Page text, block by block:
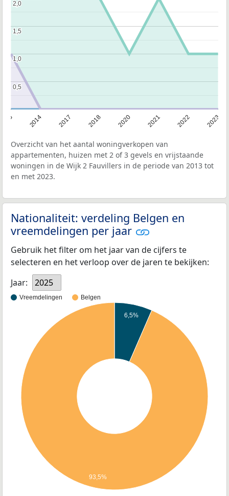
2014 2017 2018 2020 2021 2022 2023
0,5
0,5
1,0
1,0
1,5
1,5
2,0
2,0
Overzicht van het aantal woningverkopen van
appartementen, huizen met 2 of 3 gevels en vrijstaande
woningen in de Wijk 2 Fauvillers in de periode van 2013 tot
en met 2023.
Nationaliteit: verdeling Belgen en
vreemdelingen per jaar
Gebruik het filter om het jaar van de cijfers te
selecteren en het verloop over de jaren te bekijken:
Jaar:
2025
Vreemdelingen Belgen
6,5%
93,5%